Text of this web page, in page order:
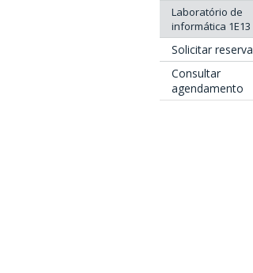
Laboratório de
informática 1E13
Solicitar reserva
Consultar
agendamento